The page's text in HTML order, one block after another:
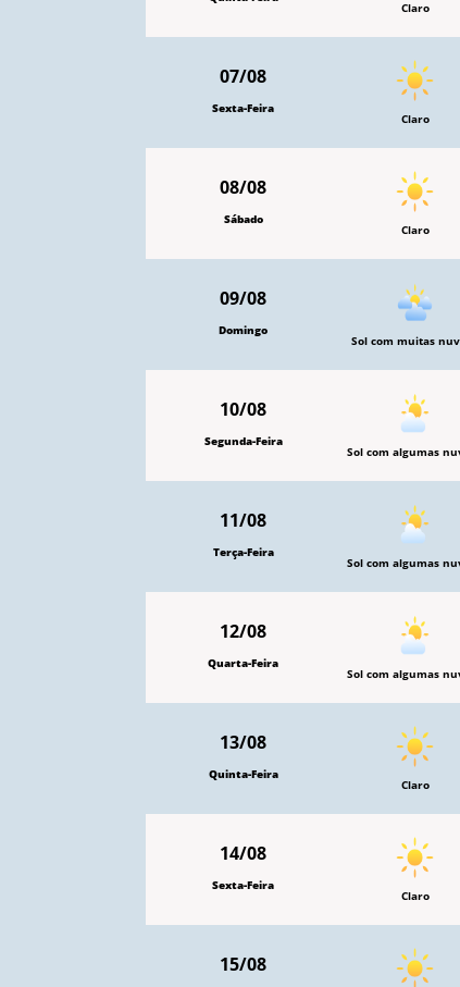
Claro
07/08
Sexta-Feira
Claro
08/08
Sábado
Claro
09/08
Domingo
Sol com muitas
10/08
Segunda-Feira
Sol com algumas
11/08
Terça-Feira
Sol com algumas
12/08
Quarta-Feira
Sol com algumas
13/08
Quinta-Feira
Claro
14/08
Sexta-Feira
Claro
15/08